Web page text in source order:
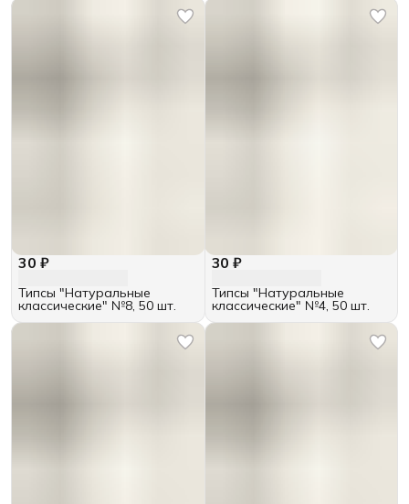
30 ₽
Типсы "Натуральные
классические" №8, 50 шт.
30 ₽
Типсы "Натуральные
классические" №4, 50 шт.